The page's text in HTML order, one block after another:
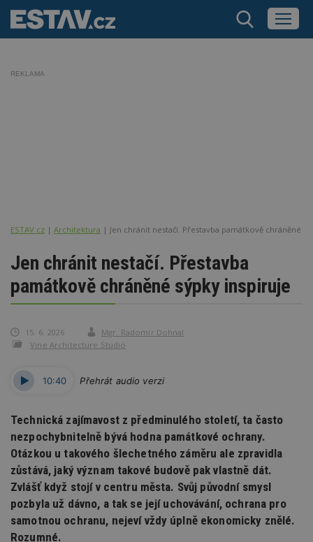
REKLAMA
ESTAV.cz Architektura Jen chránit nestačí. Přestavba památkově chráněné
Jen chránit nestačí. Přestavba
památkově chráněné sýpky inspiruje
15. 6. 2026
Mgr. Radomír Dohnal
Vine Architecture Studio
10:40 Přehrát audio verzi
Technická zajímavost z předminulého století, ta často
nezpochybnitelně bývá hodna památkové ochrany.
Otázkou u takového šlechetného záměru ale zpravidla
zůstává, jaký význam takové budově pak vlastně dát.
Zvlášť když stojí v centru města. Svůj původní smysl
pozbyla už dávno, a tak se její uchovávání, ochrana pro
samotnou ochranu, nejeví vždy úplně ekonomicky znělé.
Rozumné.